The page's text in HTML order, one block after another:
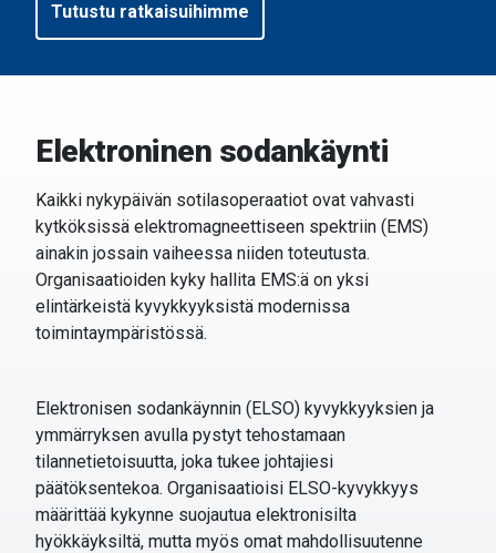
Tutustu ratkaisuihimme
Elektroninen sodankäynti
Kaikki nykypäivän sotilasoperaatiot ovat vahvasti
kytköksissä elektromagneettiseen spektriin (EMS)
ainakin jossain vaiheessa niiden toteutusta.
Organisaatioiden kyky hallita EMS:ä on yksi
elintärkeistä kyvykkyyksistä modernissa
toimintaympäristössä.
Elektronisen sodankäynnin (ELSO) kyvykkyyksien ja
ymmärryksen avulla pystyt tehostamaan
tilannetietoisuutta, joka tukee johtajiesi
päätöksentekoa. Organisaatioisi ELSO-kyvykkyys
määrittää kykynne suojautua elektronisilta
hyökkäyksiltä, mutta myös omat mahdollisuutenne